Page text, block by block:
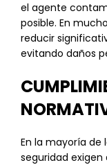
el agente
posible. En
reducir
evitando daños
En la mayoría de
seguridad